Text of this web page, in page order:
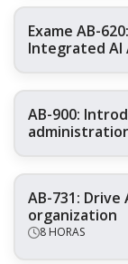
Exame AB-
Integrated AI
AB-900:
AB-731:
organization
8 HORAS